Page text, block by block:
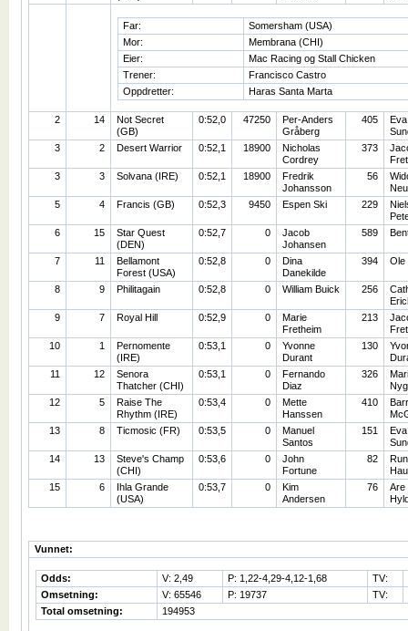
Far:
Somersham (USA)
Mor:
Membrana (CHI)
Eier:
Mac Racing og Stall Chicken
Trener:
Francisco Castro
Oppdretter:
Haras Santa Marta
2 14
Not Secret
(GB)
0:52,0 47250
Per-Anders
Gråberg
405
Eva
3
2 Desert Warrior 0:52,1 18900
Nicholas
Cordrey
373
3
3 Solvana (IRE) 0:52,1 18900
Fredrik
Johansson
56
5
4 Francis (GB) 0:52,3 9450 Espen Ski 229
6
15
Star Quest
(DEN)
0:52,7 0
Jacob
Johansen
589
7 11
Bellamont
Forest (USA)
0:52,8 0
Dina
Danekilde
394 Ole
8 9 Philitagain 0:52,8 0 William Buick 256
9
7 Royal Hill 0:52,9 0
Marie
Fretheim
213
10
1
Pernomente
(IRE)
0:53,1 0
Yvonne
Durant
130
11
12
Senora
Thatcher (CHI)
0:53,1 0
Fernando
Diaz
326
12
5
Raise The
Rhythm (IRE)
0:53,4 0
Mette
Hanssen
410
13
8 Ticmosic (FR) 0:53,5 0
Manuel
Santos
151
Eva
14
13
Steve's Champ
(CHI)
0:53,6 0
John
Fortune
82
15
6
Ihla Grande
(USA)
0:53,7 0
Kim
Andersen
76
Are
Vunnet:
Odds: V: 2,49 P: 1,22-4,29-4,12-1,68
TV:
Omsetning:
V: 65546 P: 19737
TV:
Total omsetning:
194953